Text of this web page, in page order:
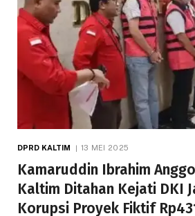
DPRD KALTIM 13 MEI 2025
Kamaruddin Ibrahim
Kaltim Ditahan Kejati DKI
Korupsi Proyek Fiktif